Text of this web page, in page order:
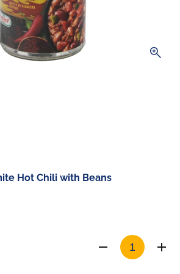
zoom_in
Hot Chili with Beans